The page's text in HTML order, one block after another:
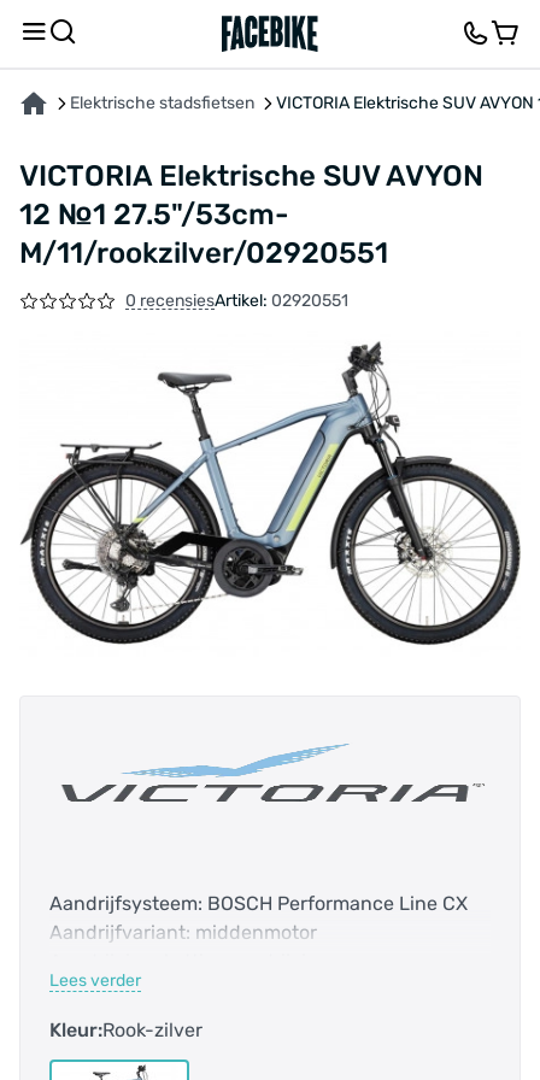
Elektrische stadsfietsen VICTORIA Elektrische SUV
VICTORIA Elektrische SUV AVYON
12 №1 27.5"/53cm-
M/11/rookzilver/02920551
0 recensiesArtikel: 02920551
Aandrijfsysteem: BOSCH Performance Line CX
Aandrijfvariant: middenmotor
Accucapaciteit: 750.0 Wh
Bidex-Code: 122010
Lees verder
Kleur:Rook-zilver
OVER HET PRODUCT KENMERKENBESCHRIJVING FEEDBACK EN VRAGEN